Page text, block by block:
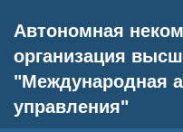
Автономная
организация
"Международная
управления"